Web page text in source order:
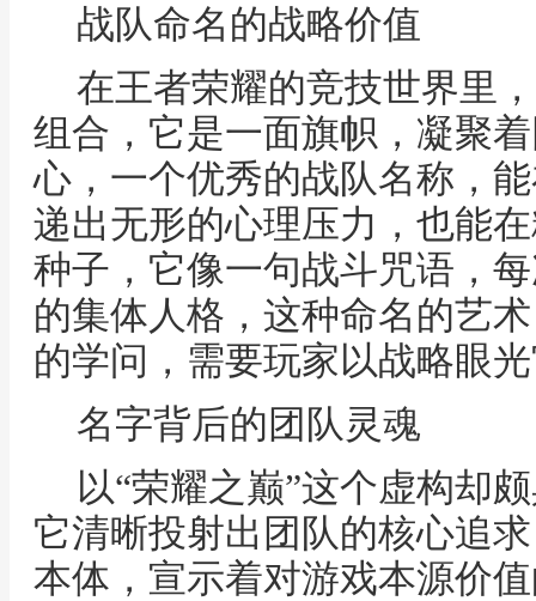
战队命名的战略价值
在王者荣耀的竞技世界里
组合，它是一面旗帜，凝聚
心，一个优秀的战队名称，
递出无形的心理压力，也能
种子，它像一句战斗咒语，
的集体人格，这种命名的艺
的学问，需要玩家以战略眼
名字背后的团队灵魂
以“荣耀之巅”这个虚构却
它清晰投射出团队的核心追
本体，宣示着对游戏本源价